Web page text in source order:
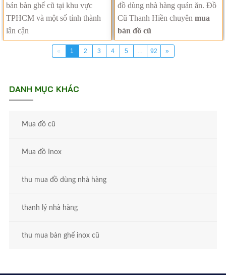
bán bàn ghế cũ tại khu vực
TPHCM và một số tỉnh thành
lân cận
đồ dùng nhà hàng quán ăn. Đồ
Cũ Thanh Hiền chuyên mua
bán đồ cũ
« 1 2 3 4 5 92 »
DANH MỤC KHÁC
Mua đồ cũ
Mua đồ Inox
thu mua đồ dùng nhà hàng
thanh lý nhà hàng
thu mua bàn ghế inox cũ